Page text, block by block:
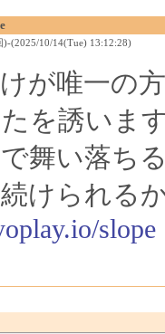
)-(2025/10/14(Tue) 13:12:28)
が唯一の
を誘いま
舞い落ち
けられる
slope